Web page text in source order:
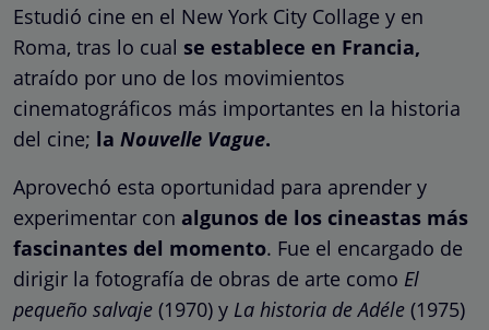
Estudió cine en el New York City Collage y en
Roma, tras lo cual se establece en Francia,
atraído por uno de los movimientos
cinematográficos más importantes en la historia
del cine; la Nouvelle Vague.
Aprovechó esta oportunidad para aprender y
experimentar con algunos de los cineastas más
fascinantes del momento. Fue el encargado de
dirigir la fotografía de obras de arte como El
pequeño salvaje (1970) y La historia de Adéle (1975)